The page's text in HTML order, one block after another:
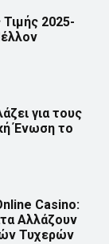
2025-
για τους
Ένωση το
Casino:
Αλλάζουν
Τυχερών